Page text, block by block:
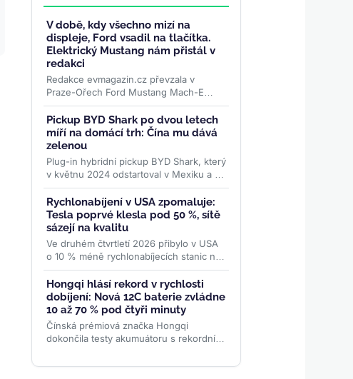
V době, kdy všechno mizí na
displeje, Ford vsadil na tlačítka.
Elektrický Mustang nám přistál v
redakci
Redakce evmagazin.cz převzala v
Praze-Ořech Ford Mustang Mach-E
Premium RWD s prodlouženým
dojezdem. Začíná půlroční test, ve
kterém...>>
Pickup BYD Shark po dvou letech
míří na domácí trh: Čína mu dává
zelenou
Plug-in hybridní pickup BYD Shark, který
v květnu 2024 odstartoval v Mexiku a od
té doby dobyl Brazílii, Austrálii i Pákistán,
se po dvou...>>
Rychlonabíjení v USA zpomaluje:
Tesla poprvé klesla pod 50 %, sítě
sázejí na kvalitu
Ve druhém čtvrtletí 2026 přibylo v USA
o 10 % méně rychlonabíjecích stanic než
před rokem. Provozovatelé mění
strategii — místo...>>
Hongqi hlásí rekord v rychlosti
dobíjení: Nová 12C baterie zvládne
10 až 70 % pod čtyři minuty
Čínská prémiová značka Hongqi
dokončila testy akumuátoru s rekordním
% kapacity se nabije za 3...>>